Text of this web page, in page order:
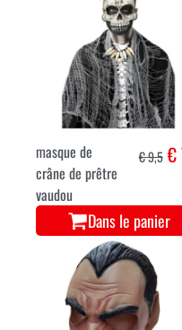
masque de
crâne de prêtre
vaudou
€ 9,5€
Dans le panier